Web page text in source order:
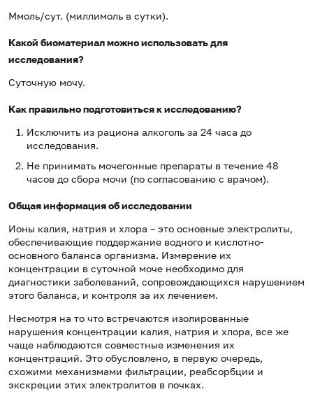
Ммоль/сут. (миллимоль в сутки).
Какой биоматериал можно использовать для
исследования?
Суточную мочу.
Как правильно подготовиться к исследованию?
Исключить из рациона алкоголь за 24 часа до
исследования.
Не принимать мочегонные препараты в течение 48
часов до сбора мочи (по согласованию с врачом).
Общая информация об исследовании
Ионы калия, натрия и хлора – это основные электролиты,
обеспечивающие поддержание водного и кислотно-
основного баланса организма. Измерение их
концентрации в суточной моче необходимо для
диагностики заболеваний, сопровождающихся нарушением
этого баланса, и контроля за их лечением.
Несмотря на то что встречаются изолированные
нарушения концентрации калия, натрия и хлора, все же
чаще наблюдаются совместные изменения их
концентраций. Это обусловлено, в первую очередь,
схожими механизмами фильтрации, реабсорбции и
экскреции этих электролитов в почках.